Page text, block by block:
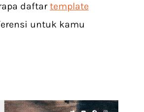
daftar template
untuk kamu